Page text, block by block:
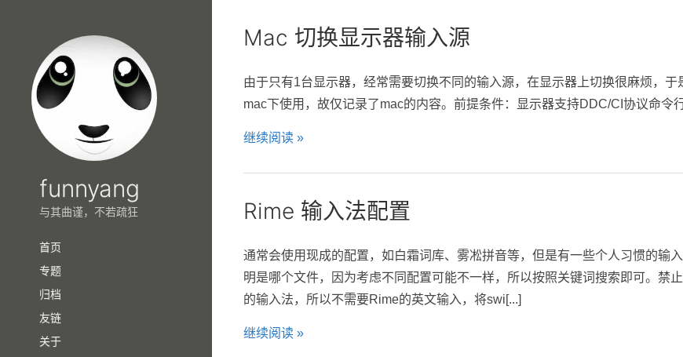
funnyang
与其曲谨，不若疏狂
首页
专题
归档
友链
关于
Mac 切换显示器输入源
由于只有1台显示器，经常需要切换不同的输入源，在显示器上切换很麻烦，
mac下使用，故仅记录了mac的内容。前提条件：显示器支持DDC/CI协议命
继续阅读 »
Rime 输入法配置
通常会使用现成的配置，如白霜词库、雾凇拼音等，但是有一些个人习惯的输
明是哪个文件，因为考虑不同配置可能不一样，所以按照关键词搜索即可。禁
的输入法，所以不需要Rime的英文输入，将swi[...]
继续阅读 »